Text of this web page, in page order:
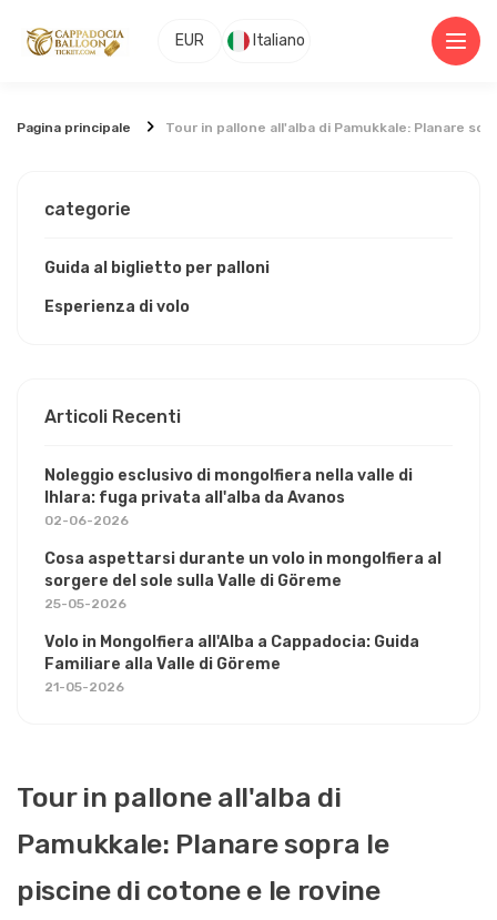
EUR Italiano
Pagina principale Tour in pallone all'alba di Pamukkale: Planare
Tour in pallone all'alba di
Pamukkale: Planare sopra le
piscine di cotone e le rovine
categorie
Guida al biglietto per palloni
Esperienza di volo
Articoli Recenti
Noleggio esclusivo di mongolfiera nella valle di
Ihlara: fuga privata all'alba da Avanos
02-06-2026
Cosa aspettarsi durante un volo in mongolfiera al
sorgere del sole sulla Valle di Göreme
25-05-2026
Volo in Mongolfiera all'Alba a Cappadocia: Guida
Familiare alla Valle di Göreme
21-05-2026